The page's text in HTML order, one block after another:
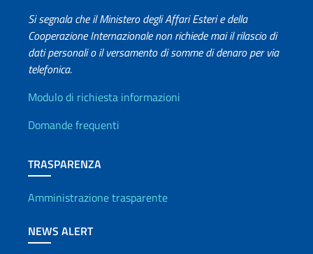
Si segnala che il Ministero degli Affari Esteri e della
Cooperazione Internazionale non richiede mai il rilascio di
dati personali o il versamento di somme di denaro per via
telefonica.
Info utili
Modulo di richiesta informazioni
Domande frequenti
TRASPARENZA
Amministrazione trasparente
NEWS ALERT